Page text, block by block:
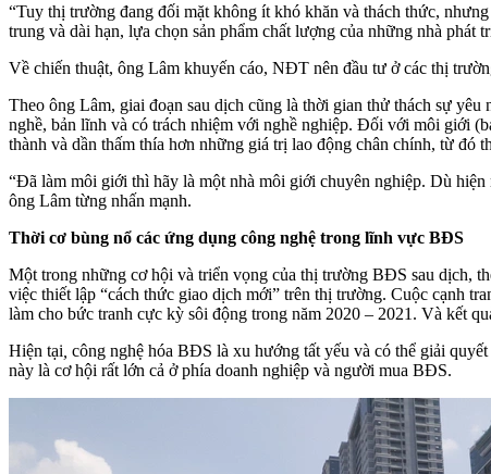
“Tuy thị trường đang đối mặt không ít khó khăn và thách thức,
trung và dài hạn, lựa chọn sản phẩm chất lượng của những nhà
Về chiến thuật, ông Lâm khuyến cáo, NĐT nên đầu tư ở các thị
Theo ông Lâm, giai đoạn sau dịch cũng là thời gian thử thách sự
nghề, bản lĩnh và có trách nhiệm với nghề nghiệp. Đối với môi giới
thành và dần thấm thía hơn những giá trị lao động chân chính, từ đó
“Đã làm môi giới thì hãy là một nhà môi giới chuyên nghiệp. Dù
ông Lâm từng nhấn mạnh.
Thời cơ bùng nổ các ứng dụng công nghệ trong lĩnh vực BĐS
Một trong những cơ hội và triển vọng của thị trường BĐS sau dịch,
việc thiết lập “cách thức giao dịch mới” trên thị trường. Cuộc cạnh
làm cho bức tranh cực kỳ sôi động trong năm 2020 – 2021. Và kết
Hiện tại công nghệ hóa BĐS là xu hướng tất yếu và có thể giải
này là cơ hội rất lớn cả ở phía doanh nghiệp và người mua BĐS.